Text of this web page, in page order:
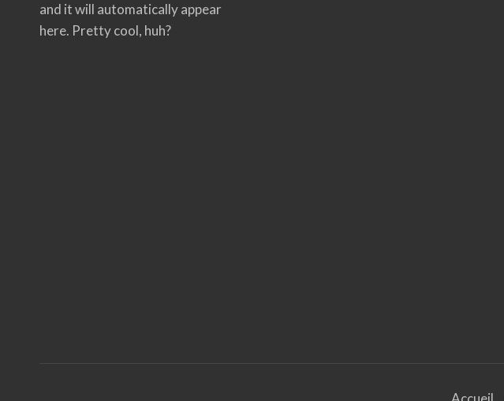
and it will automatically appear
here. Pretty cool, huh?